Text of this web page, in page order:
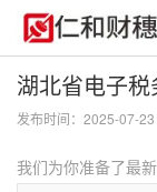
湖北省电子税
发布时间：2025-07-23
我们为你准备了最